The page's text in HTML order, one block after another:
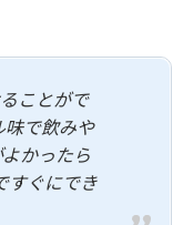
ことがで
味で飲みや
かったら
すぐにでき